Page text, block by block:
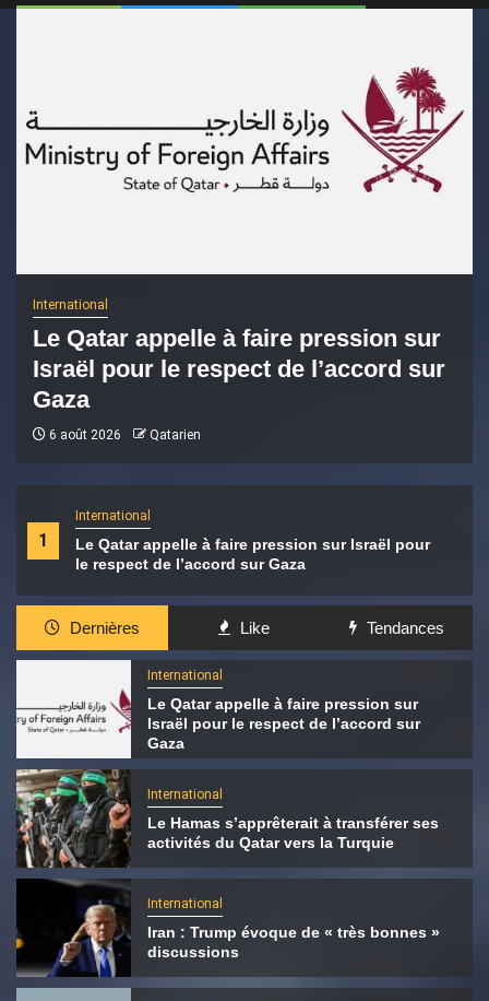
1
International
Le Qatar appelle à faire pression sur Israël pour
le respect de l’accord sur Gaza
International
Le Qatar appelle à faire pression sur
Israël pour le respect de l’accord sur
Gaza
6 août 2026 Qatarien
Dernières Like Tendances
International
Le Qatar appelle à faire pression sur
Israël pour le respect de l’accord sur
Gaza
International
Le Hamas s’apprêterait à transférer ses
activités du Qatar vers la Turquie
International
Iran : Trump évoque de « très bonnes »
discussions